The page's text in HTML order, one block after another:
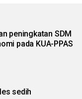
peningkatan SDM
pada KUA-PPAS
sedih